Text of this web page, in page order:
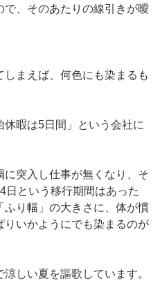
、そのあたりの線引きが曖
まえば、何色にも染まるも
休暇は5日間」という会社に
突入し仕事が無くなり、そ
日という移行期間はあった
ふり幅」の大きさに、体が慣
いかようにでも染まるのが
しい夏を謳歌しています。